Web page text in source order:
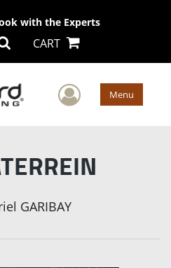
with the Experts
CART
User Menu
GARIBAY